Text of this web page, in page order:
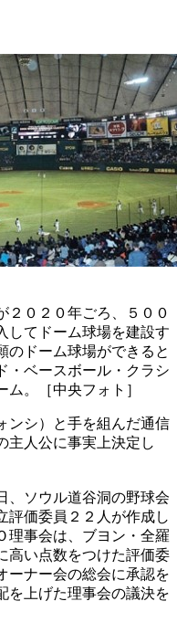
０２０年ごろ、５００
してドーム球場を建設す
のドーム球場ができると
・ベースボール・クラシ
。［中央フォト］
ンシ）と手を組んだ通信
主人公に事実上決定し
、ソウル道谷洞の野球会
評価委員２２人が作成し
理事会は、ブヨン・全羅
高い点数をつけた評価委
ーナー会の総会に承認を
を上げた理事会の議決を